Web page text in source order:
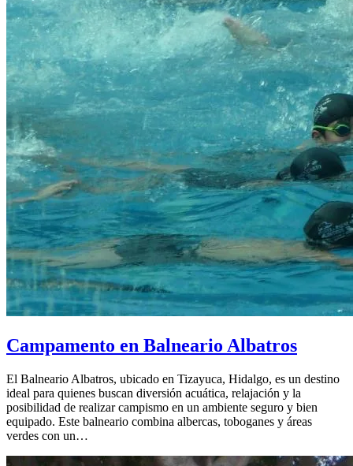
Campamento en Balneario Albatros
El Balneario Albatros, ubicado en Tizayuca, Hidalgo, es un destino
ideal para quienes buscan diversión acuática, relajación y la
posibilidad de realizar campismo en un ambiente seguro y bien
equipado. Este balneario combina albercas, toboganes y áreas
verdes con un…